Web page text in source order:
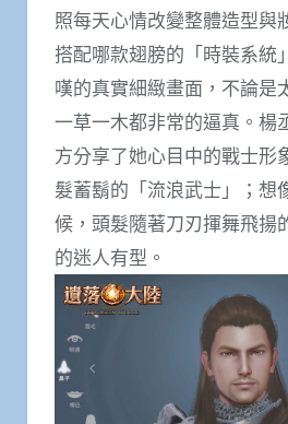
照每天心情改變整體造型與
搭配哪款翅膀的「時裝系統
嘆的真實細緻畫面，不論是
一草一木都非常的逼真。楊
方分享了她心目中的戰士形
髮蓄鬍的「流浪武士」；想
候，頭髮隨著刀刃揮舞飛揚
的迷人有型。